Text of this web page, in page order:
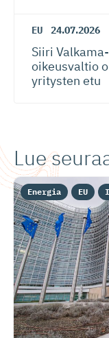
EU 24.07.2026
Siiri
oikeusvaltio
yritysten etu
Lue
Energia EU